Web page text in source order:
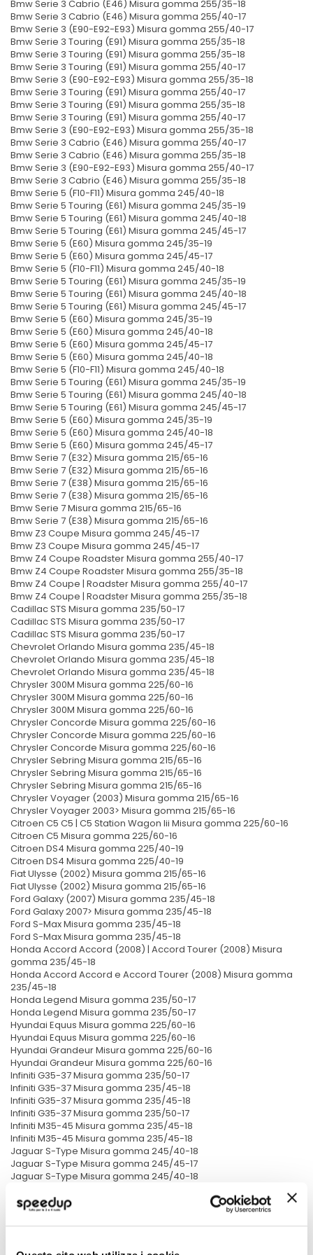
Bmw Serie 3 Cabrio (E46) Misura gomma 255/35-18
Bmw Serie 3 Cabrio (E46) Misura gomma 255/40-17
Bmw Serie 3 (E90-E92-E93) Misura gomma 255/40-17
Bmw Serie 3 Touring (E91) Misura gomma 255/35-18
Bmw Serie 3 Touring (E91) Misura gomma 255/35-18
Bmw Serie 3 Touring (E91) Misura gomma 255/40-17
Bmw Serie 3 (E90-E92-E93) Misura gomma 255/35-18
Bmw Serie 3 Touring (E91) Misura gomma 255/40-17
Bmw Serie 3 Touring (E91) Misura gomma 255/35-18
Bmw Serie 3 Touring (E91) Misura gomma 255/40-17
Bmw Serie 3 (E90-E92-E93) Misura gomma 255/35-18
Bmw Serie 3 Cabrio (E46) Misura gomma 255/40-17
Bmw Serie 3 Cabrio (E46) Misura gomma 255/35-18
Bmw Serie 3 (E90-E92-E93) Misura gomma 255/40-17
Bmw Serie 3 Cabrio (E46) Misura gomma 255/35-18
Bmw Serie 5 (F10-F11) Misura gomma 245/40-18
Bmw Serie 5 Touring (E61) Misura gomma 245/35-19
Bmw Serie 5 Touring (E61) Misura gomma 245/40-18
Bmw Serie 5 Touring (E61) Misura gomma 245/45-17
Bmw Serie 5 (E60) Misura gomma 245/35-19
Bmw Serie 5 (E60) Misura gomma 245/45-17
Bmw Serie 5 (F10-F11) Misura gomma 245/40-18
Bmw Serie 5 Touring (E61) Misura gomma 245/35-19
Bmw Serie 5 Touring (E61) Misura gomma 245/40-18
Bmw Serie 5 Touring (E61) Misura gomma 245/45-17
Bmw Serie 5 (E60) Misura gomma 245/35-19
Bmw Serie 5 (E60) Misura gomma 245/40-18
Bmw Serie 5 (E60) Misura gomma 245/45-17
Bmw Serie 5 (E60) Misura gomma 245/40-18
Bmw Serie 5 (F10-F11) Misura gomma 245/40-18
Bmw Serie 5 Touring (E61) Misura gomma 245/35-19
Bmw Serie 5 Touring (E61) Misura gomma 245/40-18
Bmw Serie 5 Touring (E61) Misura gomma 245/45-17
Bmw Serie 5 (E60) Misura gomma 245/35-19
Bmw Serie 5 (E60) Misura gomma 245/40-18
Bmw Serie 5 (E60) Misura gomma 245/45-17
Bmw Serie 7 (E32) Misura gomma 215/65-16
Bmw Serie 7 (E32) Misura gomma 215/65-16
Bmw Serie 7 (E38) Misura gomma 215/65-16
Bmw Serie 7 (E38) Misura gomma 215/65-16
Bmw Serie 7 Misura gomma 215/65-16
Bmw Serie 7 (E38) Misura gomma 215/65-16
Bmw Z3 Coupe Misura gomma 245/45-17
Bmw Z3 Coupe Misura gomma 245/45-17
Bmw Z4 Coupe Roadster Misura gomma 255/40-17
Bmw Z4 Coupe Roadster Misura gomma 255/35-18
Bmw Z4 Coupe | Roadster Misura gomma 255/40-17
Bmw Z4 Coupe | Roadster Misura gomma 255/35-18
Cadillac STS Misura gomma 235/50-17
Cadillac STS Misura gomma 235/50-17
Cadillac STS Misura gomma 235/50-17
Chevrolet Orlando Misura gomma 235/45-18
Chevrolet Orlando Misura gomma 235/45-18
Chevrolet Orlando Misura gomma 235/45-18
Chrysler 300M Misura gomma 225/60-16
Chrysler 300M Misura gomma 225/60-16
Chrysler 300M Misura gomma 225/60-16
Chrysler Concorde Misura gomma 225/60-16
Chrysler Concorde Misura gomma 225/60-16
Chrysler Concorde Misura gomma 225/60-16
Chrysler Sebring Misura gomma 215/65-16
Chrysler Sebring Misura gomma 215/65-16
Chrysler Sebring Misura gomma 215/65-16
Chrysler Voyager (2003) Misura gomma 215/65-16
Chrysler Voyager 2003> Misura gomma 215/65-16
Citroen C5 C5 | C5 Station Wagon Iii Misura gomma 225/60-16
Citroen C5 Misura gomma 225/60-16
Citroen DS4 Misura gomma 225/40-19
Citroen DS4 Misura gomma 225/40-19
Fiat Ulysse (2002) Misura gomma 215/65-16
Fiat Ulysse (2002) Misura gomma 215/65-16
Ford Galaxy (2007) Misura gomma 235/45-18
Ford Galaxy 2007> Misura gomma 235/45-18
Ford S-Max Misura gomma 235/45-18
Ford S-Max Misura gomma 235/45-18
Honda Accord Accord (2008) | Accord Tourer (2008) Misura
gomma 235/45-18
Honda Accord Accord e Accord Tourer (2008) Misura gomma
235/45-18
Honda Legend Misura gomma 235/50-17
Honda Legend Misura gomma 235/50-17
Hyundai Equus Misura gomma 225/60-16
Hyundai Equus Misura gomma 225/60-16
Hyundai Grandeur Misura gomma 225/60-16
Hyundai Grandeur Misura gomma 225/60-16
Infiniti G35-37 Misura gomma 235/50-17
Infiniti G35-37 Misura gomma 235/45-18
Infiniti G35-37 Misura gomma 235/45-18
Infiniti G35-37 Misura gomma 235/50-17
Infiniti M35-45 Misura gomma 235/45-18
Infiniti M35-45 Misura gomma 235/45-18
Jaguar S-Type Misura gomma 245/40-18
Jaguar S-Type Misura gomma 245/45-17
Jaguar S-Type Misura gomma 245/40-18
Jaguar S-Type Misura gomma 245/35-19
Jaguar S-Type Misura gomma 235/50-17
Jaguar S-Type Misura gomma 235/50-17
Jaguar X 300 Misura gomma 225/60-16